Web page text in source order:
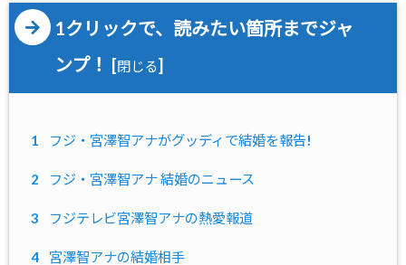
1クリックで、読みたい箇所までジャ
ンプ！
[閉じる]
1 フジ・宮澤智アナがグッディで結婚を報告!
2 フジ・宮澤智アナ 結婚のニュース
3 フジテレビ宮澤智アナの熱愛報道
4 宮澤智アナの結婚相手